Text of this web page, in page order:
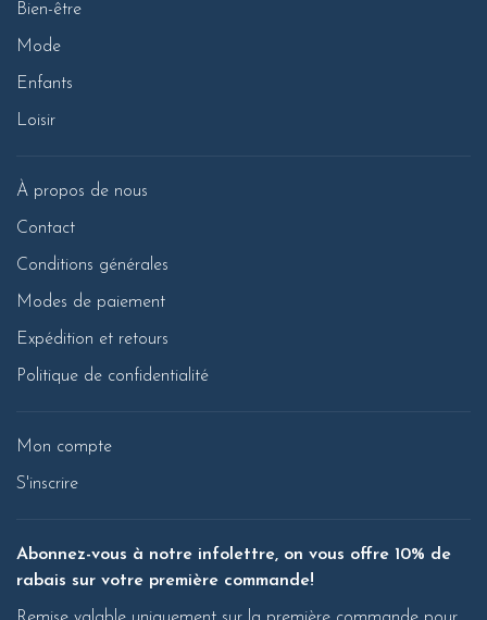
Bien-être
Mode
Enfants
Loisir
À propos de nous
Contact
Conditions générales
Modes de paiement
Expédition et retours
Politique de confidentialité
Mon compte
S'inscrire
Abonnez-vous à notre infolettre, on vous offre 10% de
rabais sur votre première commande!